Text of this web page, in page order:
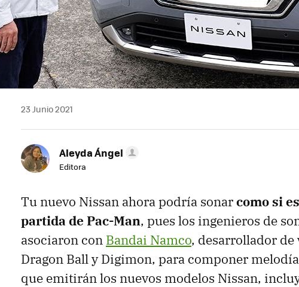
23 Junio 2021
Aleyda Ángel
Editora
Tu nuevo Nissan ahora podría sonarcomo si
partida de Pac-Man, pues los ingenieros de
asociaron con Bandai Namco, desarrollador de
Dragon Ball y Digimon, para componer
que emitirán los nuevos modelos Nissan,